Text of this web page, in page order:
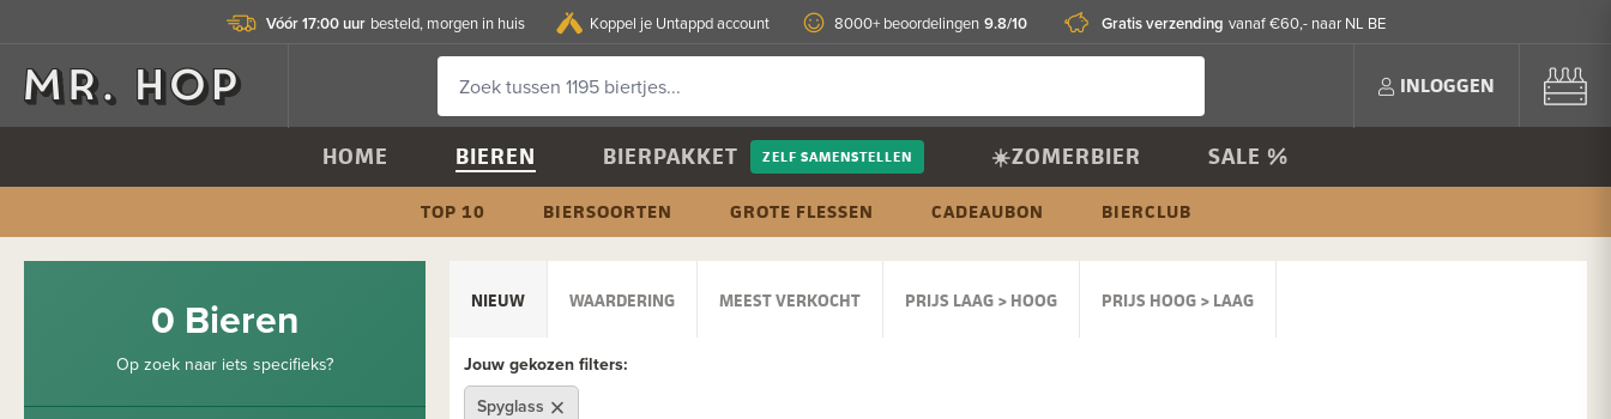
Vóór 17:00 uur besteld, morgen in huis Koppel je Untappd account 8000+ beoordelingen 9.8/10 Gratis verzending vanaf €60,- naar NL BE
INLOGGEN
HOME BIEREN BIERPAKKET ZELF SAMENSTELLEN ☀️ZOMERBIER SALE %
TOP 10 BIERSOORTEN GROTE FLESSEN CADEAUBON BIERCLUB
0 Bieren
Op zoek naar iets specifieks?
NIEUW WAARDERING MEEST VERKOCHT PRIJS LAAG > HOOG PRIJS HOOG > LAAG
Jouw gekozen filters:
Spyglass